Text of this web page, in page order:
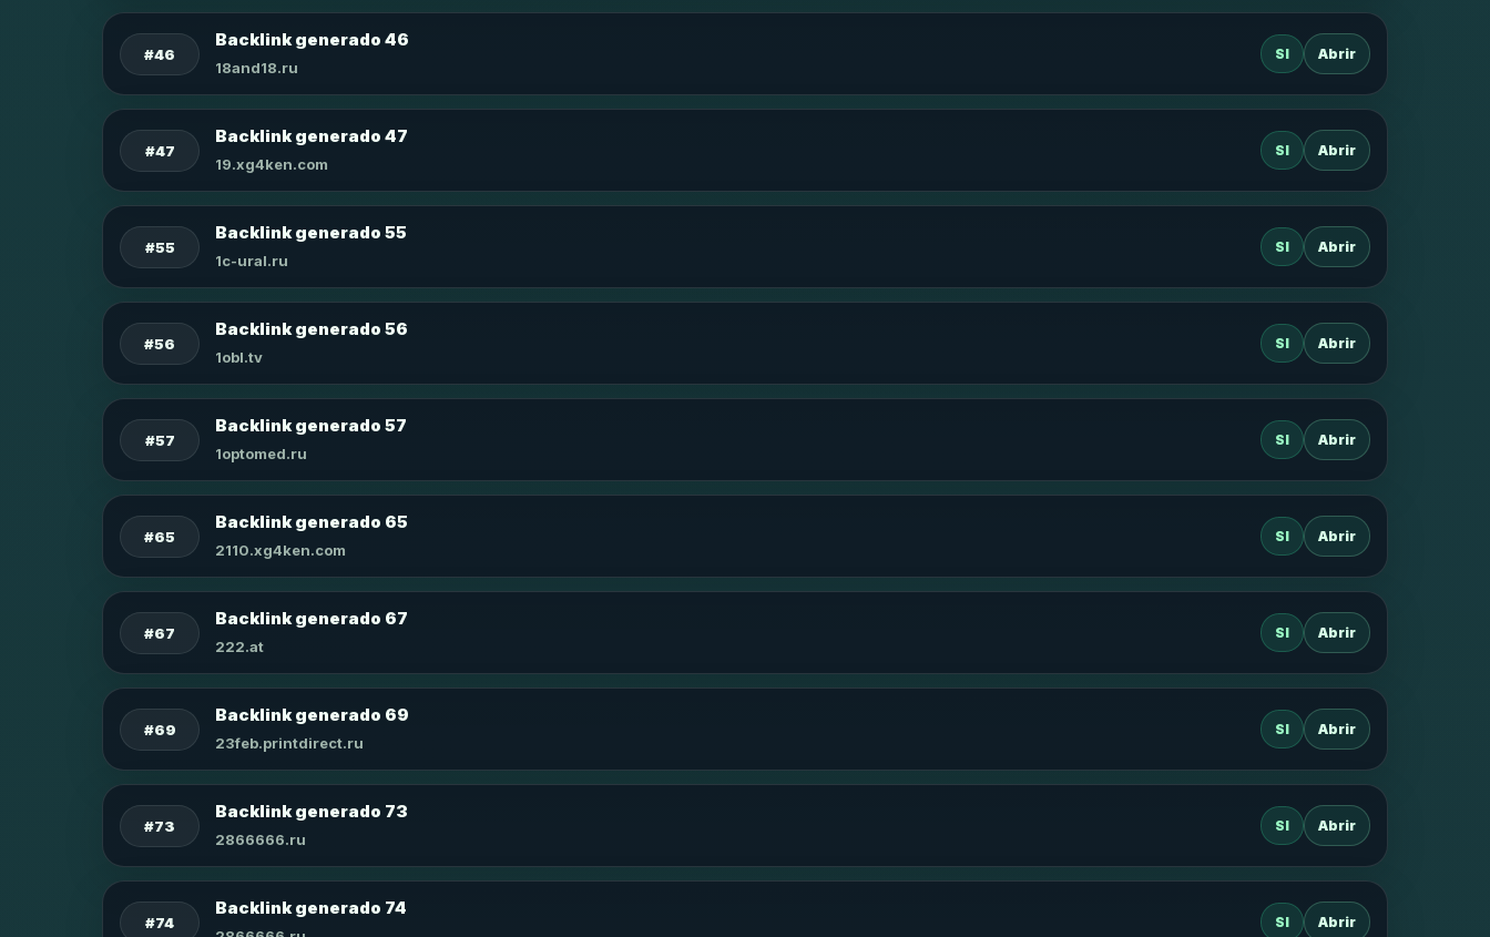
#46
Backlink generado 46
18and18.ru
SI Abrir
#47
Backlink generado 47
19.xg4ken.com
SI Abrir
#55
Backlink generado 55
1c-ural.ru
SI Abrir
#56
Backlink generado 56
1obl.tv
SI Abrir
#57
Backlink generado 57
1optomed.ru
SI Abrir
#65
Backlink generado 65
2110.xg4ken.com
SI Abrir
#67
Backlink generado 67
222.at
SI Abrir
#69
Backlink generado 69
23feb.printdirect.ru
SI Abrir
#73
Backlink generado 73
2866666.ru
SI Abrir
#74
Backlink generado 74
SI Abrir